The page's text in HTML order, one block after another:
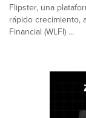
Flipster, una
rápido crecimiento,
Financial (WLFI) ...